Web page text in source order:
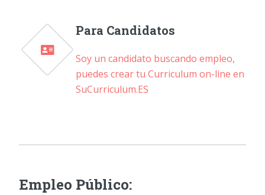
Para Candidatos
Soy un candidato buscando empleo,
puedes crear tu Curriculum on-line en
SuCurriculum.ES
Empleo Público: